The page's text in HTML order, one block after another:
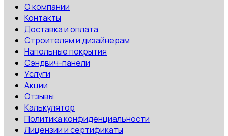
О компании
Контакты
Доставка и оплата
Строителям и дизайнерам
Напольные покрытия
Сэндвич-панели
Услуги
Акции
Отзывы
Калькулятор
Политика конфиденциальности
Лицензии и сертификаты